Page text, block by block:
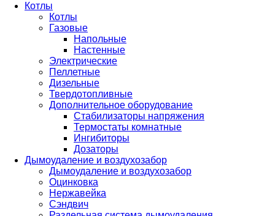
Котлы
Котлы
Газовые
Напольные
Настенные
Электрические
Пеллетные
Дизельные
Твердотопливные
Дополнительное оборудование
Стабилизаторы напряжения
Термостаты комнатные
Ингибиторы
Дозаторы
Дымоудаление и воздухозабор
Дымоудаление и воздухозабор
Оцинковка
Нержавейка
Сэндвич